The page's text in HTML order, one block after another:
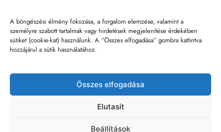
A böngészési élmény fokozása, a forgalom elemzése, valamint a
személyre szabott tartalmak vagy hirdetések megjelenítése érdekében
sütiket (cookie-kat) használunk. A “Összes elfogadása” gombra kattintva
hozzájárul a sütik használatához.
Összes elfogadása
Elutasít
Beállítások